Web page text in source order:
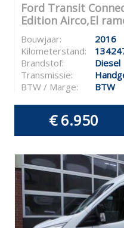
Ford Transit
Edition Airco,El
Bouwjaar:
2016
Kilometerstand:
Brandstof:
Diesel
Transmissie:
BTW / Marge:
BTW
€ 6.950